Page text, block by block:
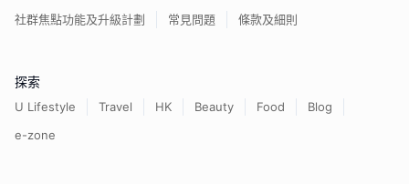
社群焦點功能及升級計劃
常見問題 條款及細則
探索
U Lifestyle Travel HK Beauty Food
Blog
e-zone